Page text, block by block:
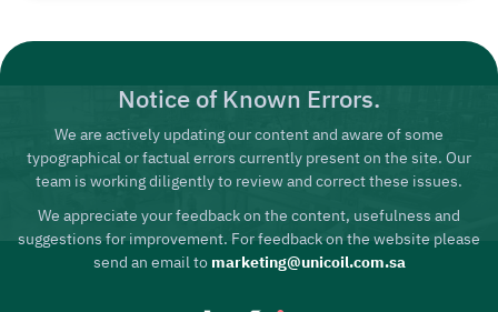
Notice of Known Errors.
We are actively updating our content and aware of some
typographical or factual errors currently present on the site. Our
team is working diligently to review and correct these issues.
We appreciate your feedback on the content, usefulness and
suggestions for improvement. For feedback on the website please
send an email tomarketing@unicoil.com.sa